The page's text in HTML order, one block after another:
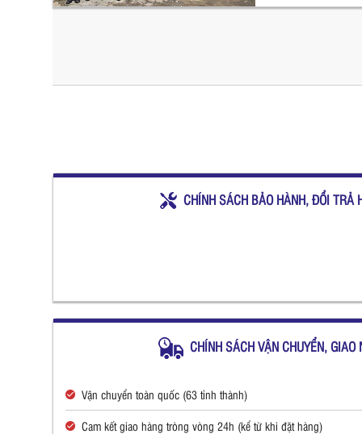
CHÍNH SÁCH BẢO HÀNH, ĐỔI TRẢ
CHÍNH SÁCH VẬN CHUYỂN, GIAO
Vận chuyển toàn quốc (63 tỉnh thành)
Cam kết giao hàng tròng vòng 24h (kể từ khi đặt hàng)